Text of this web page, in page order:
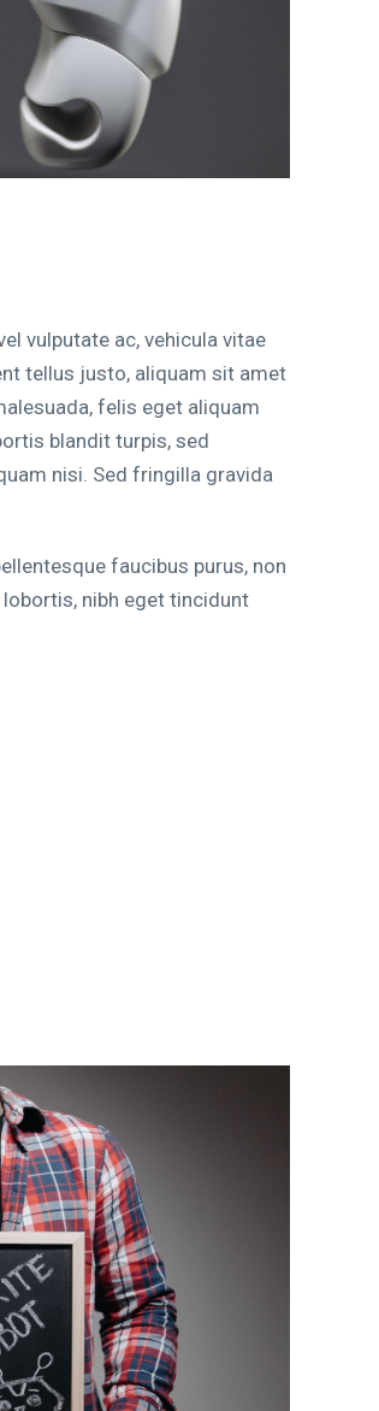
vulputate ac, vehicula vitae
tellus justo, aliquam sit amet
felis eget aliquam
blandit turpis, sed
nisi. Sed fringilla gravida
faucibus purus, non
nibh eget tincidunt